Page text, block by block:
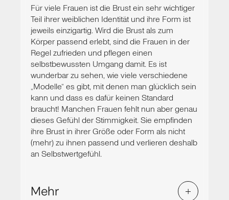
Für viele Frauen ist die Brust ein sehr wichtiger
Teil ihrer weiblichen Identität und ihre Form ist
jeweils einzigartig. Wird die Brust als zum
Körper passend erlebt, sind die Frauen in der
Regel zufrieden und pflegen einen
selbstbewussten Umgang damit. Es ist
wunderbar zu sehen, wie viele verschiedene
„Modelle“ es gibt, mit denen man glücklich sein
kann und dass es dafür keinen Standard
braucht! Manchen Frauen fehlt nun aber genau
dieses Gefühl der Stimmigkeit. Sie empfinden
ihre Brust in ihrer Größe oder Form als nicht
(mehr) zu ihnen passend und verlieren deshalb
an Selbstwertgefühl.
Mehr